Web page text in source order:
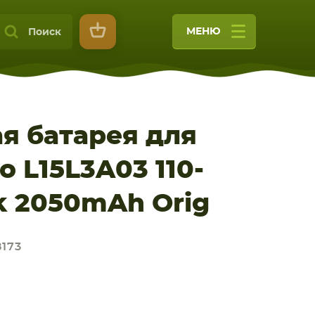
Поиск МЕНЮ
батарея для
L15L3A03 110-
2050mAh Orig